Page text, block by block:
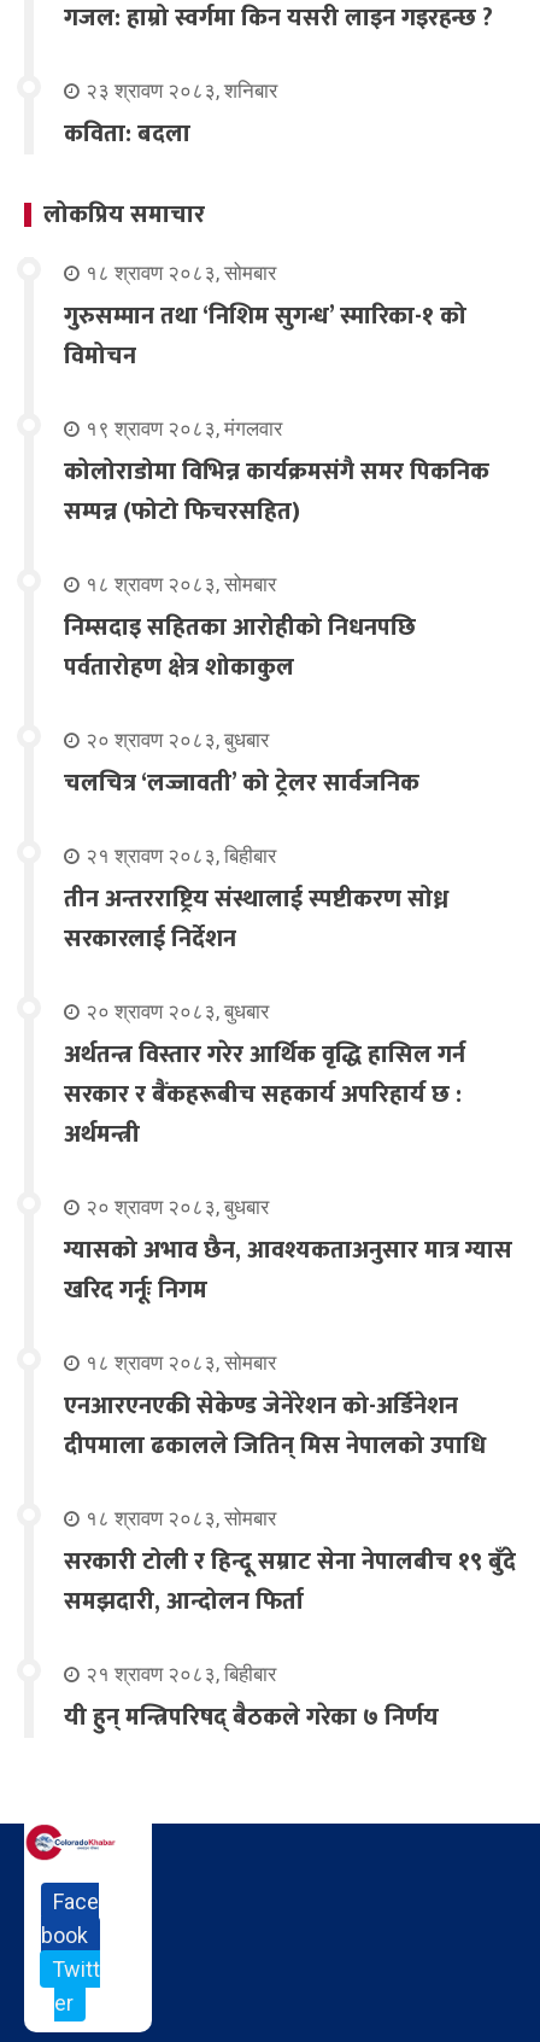
गजल: हाम्रो स्वर्गमा किन यसरी लाइन गइरहन्छ ?
२३ श्रावण २०८३, शनिबार
कविता: बदला
लोकप्रिय समाचार
१८ श्रावण २०८३, सोमबार
गुरुसम्मान तथा ‘निशिम सुगन्ध’ स्मारिका-१ को
विमोचन
१९ श्रावण २०८३, मंगलवार
कोलोराडोमा विभिन्न कार्यक्रमसंगै समर पिकनिक
सम्पन्न (फोटो फिचरसहित)
१८ श्रावण २०८३, सोमबार
निम्सदाइ सहितका आरोहीको निधनपछि
पर्वतारोहण क्षेत्र शोकाकुल
२० श्रावण २०८३, बुधबार
चलचित्र ‘लज्जावती’ को ट्रेलर सार्वजनिक
२१ श्रावण २०८३, बिहीबार
तीन अन्तरराष्ट्रिय संस्थालाई स्पष्टीकरण सोध्न
सरकारलाई निर्देशन
२० श्रावण २०८३, बुधबार
अर्थतन्त्र विस्तार गरेर आर्थिक वृद्धि हासिल गर्न
सरकार र बैंकहरूबीच सहकार्य अपरिहार्य छ :
अर्थमन्त्री
२० श्रावण २०८३, बुधबार
ग्यासको अभाव छैन, आवश्यकताअनुसार मात्र ग्यास
खरिद गर्नूः निगम
१८ श्रावण २०८३, सोमबार
एनआरएनएकी सेकेण्ड जेनेरेशन को-अर्डिनेशन
दीपमाला ढकालले जितिन् मिस नेपालको उपाधि
१८ श्रावण २०८३, सोमबार
सरकारी टोली र हिन्दू सम्राट सेना नेपालबीच १९ बुँदे
समझदारी, आन्दोलन फिर्ता
२१ श्रावण २०८३, बिहीबार
यी हुन् मन्त्रिपरिषद् बैठकले गरेका ७ निर्णय
Face
book
Twitt
er